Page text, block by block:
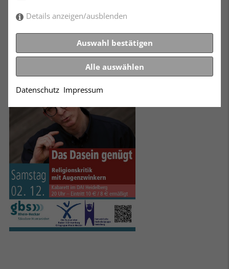
Details anzeigen/ausblenden
Auswahl bestätigen
Alle auswählen
Datenschutz Impressum